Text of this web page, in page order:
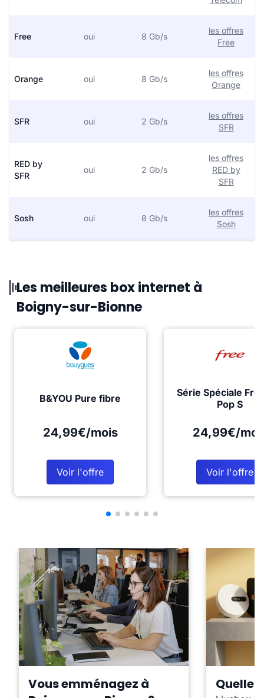
Free oui 8 Gb/s
les offres
Free
Orange oui 8 Gb/s
les offres
Orange
SFR oui 2 Gb/s
les offres
SFR
RED by
SFR
oui 2 Gb/s
les offres
RED by
SFR
Sosh oui 8 Gb/s
les offres
Sosh
Les meilleures box internet à
Boigny-sur-Bionne
B&YOU Pure fibre
24,99€/mois
Voir l'offre
Série Spéciale
Pop S
24,99€/
Voir l'offre
Vous emménagez à
Quelle